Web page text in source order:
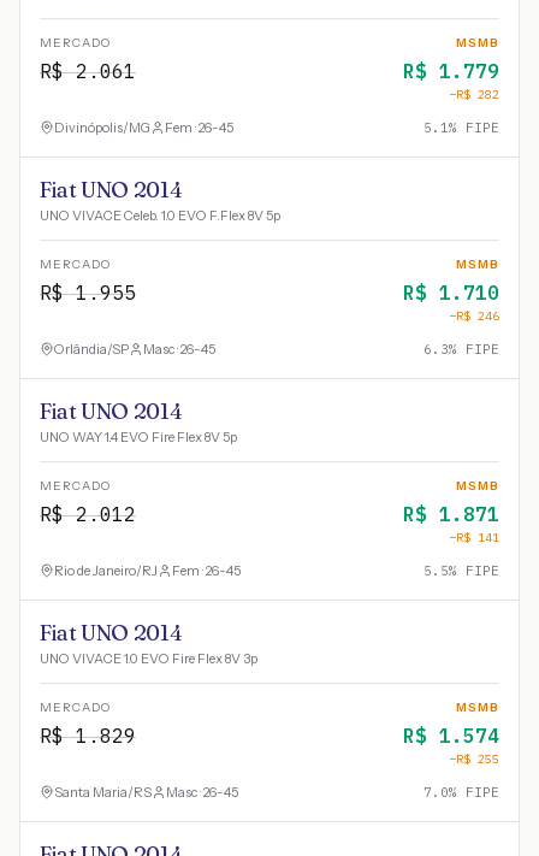
MERCADO
R$2.061
MSMB
R$ 1.779
−R$ 282
Divinópolis/MG Fem · 26-45 5.1% FIPE
Fiat UNO 2014
UNO VIVACE Celeb. 1.0 EVO F.Flex 8V 5p
MERCADO
R$1.955
MSMB
R$ 1.710
−R$ 246
Orlândia/SP Masc · 26-45 6.3% FIPE
Fiat UNO 2014
UNO WAY 1.4 EVO Fire Flex 8V 5p
MERCADO
R$2.012
MSMB
R$ 1.871
−R$ 141
Rio de Janeiro/RJ Fem · 26-45 5.5% FIPE
Fiat UNO 2014
UNO VIVACE 1.0 EVO Fire Flex 8V 3p
MERCADO
R$1.829
MSMB
R$ 1.574
−R$ 255
Santa Maria/RS Masc · 26-45 7.0% FIPE